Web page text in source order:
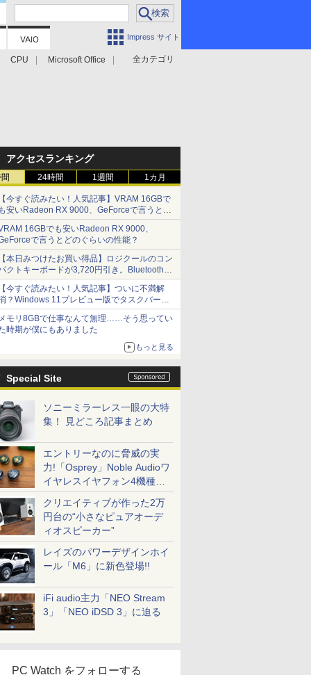
Impress サイト
全カテゴリ
CPU Microsoft Office
アクセスランキング
24時間 1週間 1カ月
今すぐ読みたい！人気記事】VRAM 16GBで
安いRadeon RX 9000、GeForceで言うとど
ぐらいの性能？ - PC Watch
16GBでも安いRadeon RX 9000、
で言うとどのぐらいの性能？
本日みつけたお買い得品】ロジクールのコン
クトキーボードが3,720円引き。Bluetoothで3
接続対応
今すぐ読みたい！人気記事】ついに不満解
？Windows 11プレビュー版でタスクバーの
置変更を徹底検証 - PC Watch
モリ8GBで仕事なんて無理……そう思ってい
時期が僕にもありました
もっと見る
Special Site
ソニーミラーレス一眼の大特
集！ 見どころ記事まとめ
エントリーなのに脅威の実
力!「Osprey」Noble Audioワ
イヤレスイヤフォン4機種を
一気に聴く
クリエイティブが作った2万
円台の“小さなピュアオーデ
ィオスピーカー”
レイズのパワーデザインホイ
ール「M6」に新色登場!!
iFi audio主力「NEO Stream
3」「NEO iDSD 3」に迫る
PC Watch をフォローする